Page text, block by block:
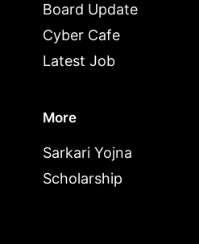
Board Update
Cyber Cafe
Latest Job
More
Sarkari Yojna
Scholarship